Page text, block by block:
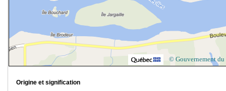
© Gouvernement du
Origine et signification